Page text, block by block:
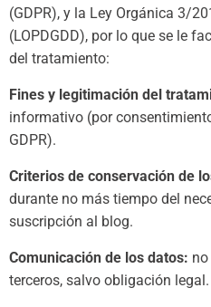
(GDPR), y la Ley Orgánica 3/
(LOPDGDD), por lo que se le
del tratamiento:
Fines y legitimación del
informativo (por
GDPR).
Criterios de conservación de
durante no más tiempo del
suscripción al blog.
Comunicación de los datos:
terceros, salvo obligación legal.